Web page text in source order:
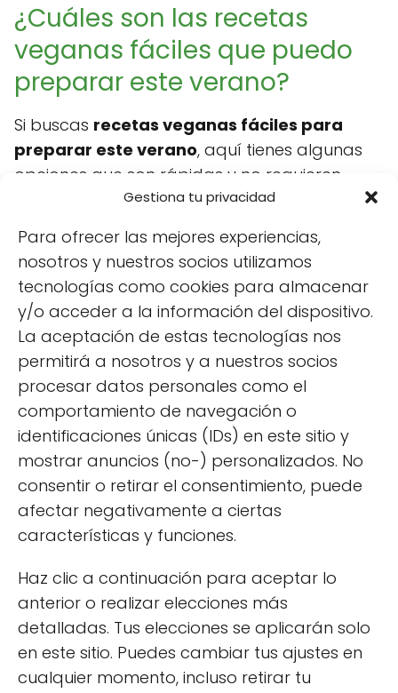
Gestiona tu privacidad
Para ofrecer las mejores experiencias,
nosotros y nuestros socios utilizamos
tecnologías como cookies para almacenar
y/o acceder a la información del dispositivo.
La aceptación de estas tecnologías nos
permitirá a nosotros y a nuestros socios
procesar datos personales como el
comportamiento de navegación o
identificaciones únicas (IDs) en este sitio y
mostrar anuncios (no-) personalizados. No
consentir o retirar el consentimiento, puede
afectar negativamente a ciertas
características y funciones.
Haz clic a continuación para aceptar lo
anterior o realizar elecciones más
detalladas. Tus elecciones se aplicarán solo
en este sitio. Puedes cambiar tus ajustes en
cualquier momento, incluso retirar tu
¿Cuáles son las recetas
veganas fáciles que puedo
preparar este verano?
Si buscas recetas veganas fáciles para
preparar este verano, aquí tienes algunas
opciones que son rápidas y no requieren
mucha preparación:
Tacos de lechuga: Usa hojas de lechuga
como base y rellénalas con verduras,
frijoles y aguacate.
Ensalada mediterránea: Mezcla
garbanzos, tomate, pepino, aceitunas y
un toque de limón.
Helados caseros: Prepara helados
utilizando pulpa de frutas y un poco de
leche vegetal.
Estas recetas son perfectas para aquellos
días en los que no tienes ganas de cocinar,
deliciosa y saludable.